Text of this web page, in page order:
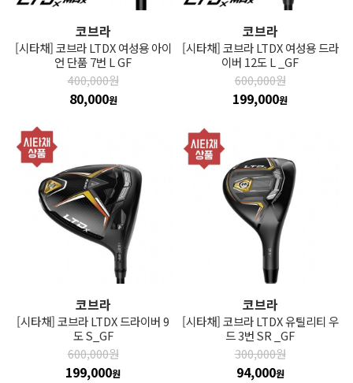
코브라
[시타채] 코브라 LTDX 여성용 아이
언 단품 7번 L GF
400,000원
80,000원
코브라
[시타채] 코브라 LTDX 여성용 드라
이버 12도 L _GF
600,000원
199,000원
코브라
[시타채] 코브라 LTDX 드라이버 9
도 S_GF
600,000원
199,000원
코브라
[시타채] 코브라 LTDX 유틸리티 우
드 3번 SR _GF
300,000원
94,000원